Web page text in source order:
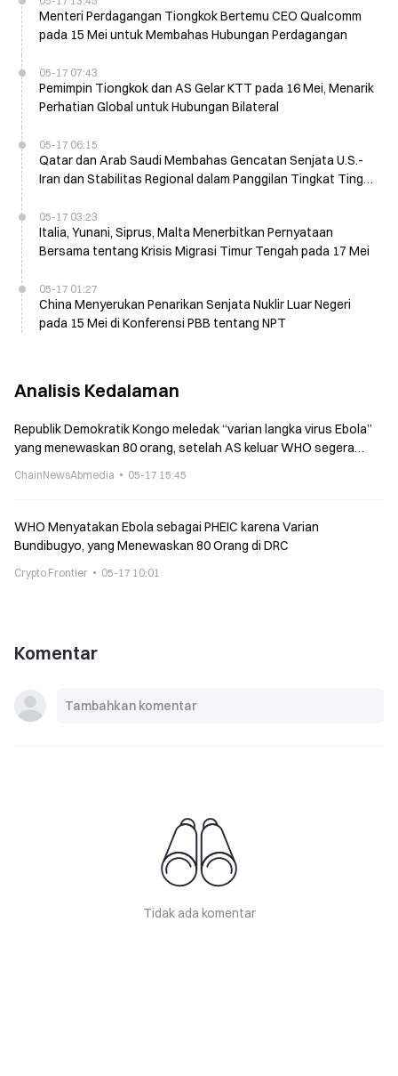
Menteri Perdagangan Tiongkok Bertemu CEO Qualcomm
pada 15 Mei untuk Membahas Hubungan Perdagangan
05-17 07:43
Pemimpin Tiongkok dan AS Gelar KTT pada 16 Mei, Menarik
Perhatian Global untuk Hubungan Bilateral
05-17 06:15
Qatar dan Arab Saudi Membahas Gencatan Senjata U.S.-
Iran dan Stabilitas Regional dalam Panggilan Tingkat Tinggi
05-17 03:23
Italia, Yunani, Siprus, Malta Menerbitkan Pernyataan
Bersama tentang Krisis Migrasi Timur Tengah pada 17 Mei
05-17 01:27
China Menyerukan Penarikan Senjata Nuklir Luar Negeri
pada 15 Mei di Konferensi PBB tentang NPT
Analisis Kedalaman
Republik Demokratik Kongo meledak “varian langka virus Ebola”
yang menewaskan 80 orang, setelah AS keluar WHO segera
ChainNewsAbmedia 05-17 15:45
WHO Menyatakan Ebola sebagai PHEIC karena Varian
Bundibugyo, yang Menewaskan 80 Orang di DRC
Crypto Frontier 05-17 10:01
Komentar
Tidak ada komentar